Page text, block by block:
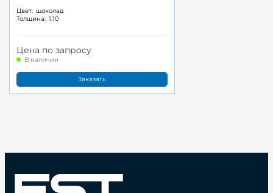
Цвет: шоколад
Толщина: 1.10
Цена по запросу
В наличии
Заказать